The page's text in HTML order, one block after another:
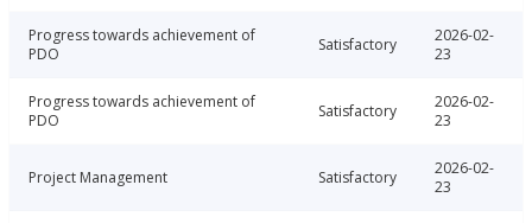
Progress towards achievement of
PDO
Satisfactory
2026-02-
23
Progress towards achievement of
PDO
Satisfactory
2026-02-
23
Project Management Satisfactory
2026-02-
23